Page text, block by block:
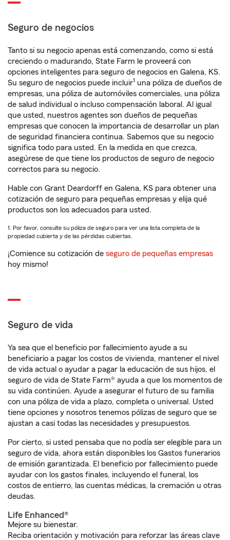
Seguro de negocios
Tanto si su negocio apenas está comenzando, como si está
creciendo o madurando, State Farm le proveerá con
opciones inteligentes para seguro de negocios en Galena, KS.
Su seguro de negocios puede incluir1 una póliza de dueños de
empresas, una póliza de automóviles comerciales, una póliza
de salud individual o incluso compensación laboral. Al igual
que usted, nuestros agentes son dueños de pequeñas
empresas que conocen la importancia de desarrollar un plan
de seguridad financiera continua. Sabemos que su negocio
significa todo para usted. En la medida en que crezca,
asegúrese de que tiene los productos de seguro de negocio
correctos para su negocio.
Hable con Grant Deardorff en Galena, KS para obtener una
cotización de seguro para pequeñas empresas y elija qué
productos son los adecuados para usted.
1. Por favor, consulte su póliza de seguro para ver una lista completa de la
propiedad cubierta y de las pérdidas cubiertas.
¡Comience su cotización de seguro de pequeñas empresas
hoy mismo!
Seguro de vida
Ya sea que el beneficio por fallecimiento ayude a su
beneficiario a pagar los costos de vivienda, mantener el nivel
de vida actual o ayudar a pagar la educación de sus hijos, el
seguro de vida de State Farm® ayuda a que los momentos de
su vida continúen. Ayude a asegurar el futuro de su familia
con una póliza de vida a plazo, completa o universal. Usted
tiene opciones y nosotros tenemos pólizas de seguro que se
ajustan a casi todas las necesidades y presupuestos.
Por cierto, si usted pensaba que no podía ser elegible para un
seguro de vida, ahora están disponibles los Gastos funerarios
de emisión garantizada. El beneficio por fallecimiento puede
ayudar con los gastos finales, incluyendo el funeral, los
costos de entierro, las cuentas médicas, la cremación u otras
deudas.
Life Enhanced®
Mejore su bienestar.
Reciba orientación y motivación para reforzar las áreas clave